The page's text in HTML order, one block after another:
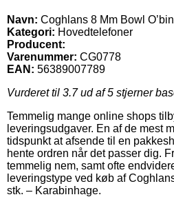
Navn: Coghlans 8 Mm Bowl
Kategori: Hovedtelefoner
Producent:
Varenummer: CG0778
EAN: 56389007789
Vurderet til 3.7ud af 5 stjerner
Temmelig mange online shops
leveringsudgaver. En af de mest
tidspunkt at afsende til en
hente ordren når det passer dig.
temmelig nem, samt ofte
leveringstype ved køb af
stk. – Karabinhage.